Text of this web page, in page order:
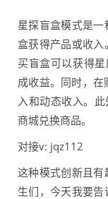
星探盲盒模式是
盒获得产品或收
买盲盒可以获得
成收益。同时，
入和动态收入。
商城兑换商品。
对接v: jqz112
这种模式创新且
生们，今天我要